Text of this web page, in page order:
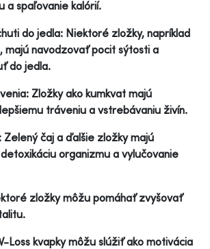
a spaľovanie kalórií.
do jedla: Niektoré zložky, napríklad
majú navodzovať pocit sýtosti a
do jedla.
Zložky ako kumkvat majú
tráveniu a vstrebávaniu živín.
Zelený čaj a ďalšie zložky majú
organizmu a vylučovanie
zložky môžu pomáhať zvyšovať
Loss kvapky môžu slúžiť ako motivácia